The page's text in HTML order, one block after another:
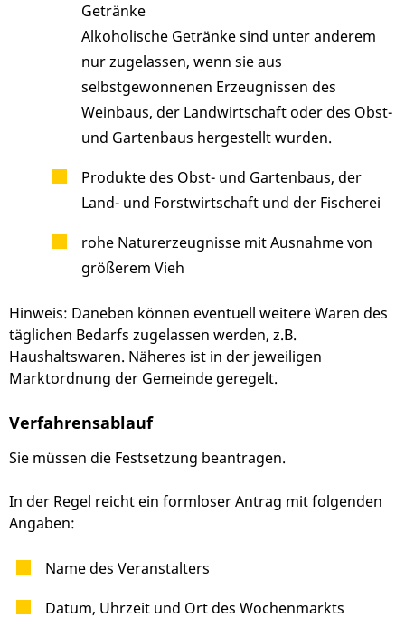
Getränke
Alkoholische Getränke sind unter anderem
nur zugelassen, wenn sie aus
selbstgewonnenen Erzeugnissen des
Weinbaus, der Landwirtschaft oder des Obst-
und Gartenbaus hergestellt wurden.
Produkte des Obst- und Gartenbaus, der
Land- und Forstwirtschaft und der Fischerei
rohe Naturerzeugnisse mit Ausnahme von
größerem Vieh
Hinweis: Daneben können eventuell weitere Waren des
täglichen Bedarfs zugelassen werden, z.B.
Haushaltswaren. Näheres ist in der jeweiligen
Marktordnung der Gemeinde geregelt.
Verfahrensablauf
Sie müssen die Festsetzung beantragen.
In der Regel reicht ein formloser Antrag mit folgenden
Angaben:
Name des Veranstalters
Datum, Uhrzeit und Ort des Wochenmarkts